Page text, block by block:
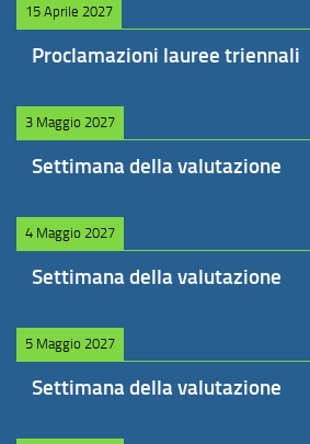
15 Aprile 2027
Proclamazioni lauree triennali
3 Maggio 2027
Settimana della valutazione
4 Maggio 2027
Settimana della valutazione
5 Maggio 2027
Settimana della valutazione